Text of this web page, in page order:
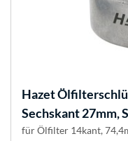
Hazet
Sechskant 27mm,
für Ölfilter 14kant,